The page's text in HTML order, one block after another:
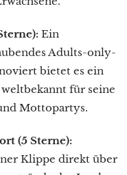
Ein
Adults-only-
bietet es ein
für seine
Mottopartys.
(5 Sterne):
Klippe direkt über